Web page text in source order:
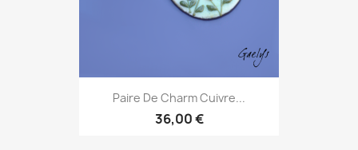
Paire De Charm Cuivre...
36,00 €